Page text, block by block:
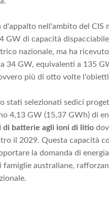
d'appalto nell'ambito del CIS
GW di capacità
nazionale, ma ha
34 GW, equivalenti a 135
più di otto volte
stati selezionati sedici
4,13 GW (15,37 GWh) di
di batterie agli ioni di litio
il 2029. Questa capacità
la domanda di
famiglie australiane,